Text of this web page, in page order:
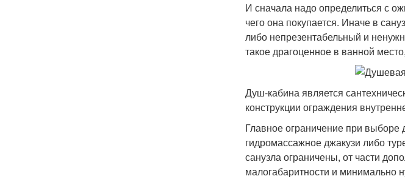
И сначала надо определиться с
чего она покупается. Иначе в
либо непрезентабельный и
такое драгоценное в ванной
Душ-кабина является
конструкции ограждения
Главное ограничение при
гидромассажное джакузи либо
санузла ограничены, от части
малогабаритности и минимально